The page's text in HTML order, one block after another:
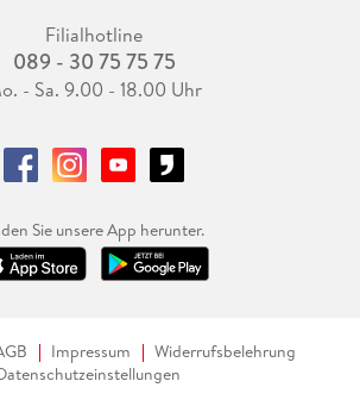
Filialhotline
089 - 30 75 75 75
- Sa. 9.00 - 18.00 Uhr
Sie unsere App herunter.
Impressum
Widerrufsbelehrung